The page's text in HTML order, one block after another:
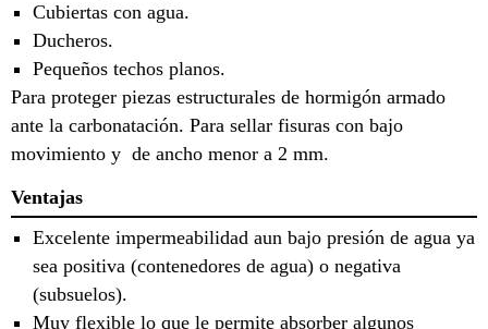
Cubiertas con agua.
Ducheros.
Pequeños techos planos.
Para proteger piezas estructurales de hormigón armado
ante la carbonatación. Para sellar fisuras con bajo
movimiento y de ancho menor a 2 mm.
Ventajas
Excelente impermeabilidad aun bajo presión de agua ya
sea positiva (contenedores de agua) o negativa
(subsuelos).
Muy flexible lo que le permite absorber algunos